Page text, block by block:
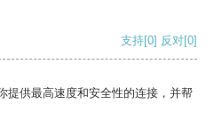
支持[0] 反对[0]
提供最高速度和安全性的连接，并帮